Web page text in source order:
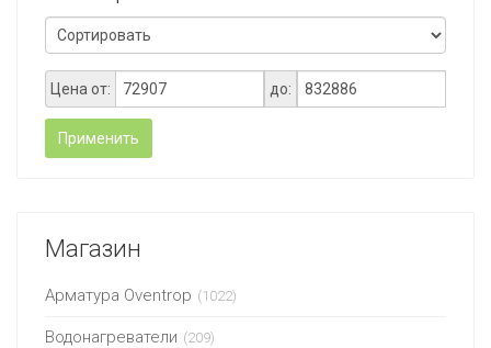
Цена от: до:
Применить
Магазин
Арматура Oventrop (1022)
Водонагреватели (209)